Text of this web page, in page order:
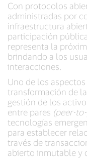
Con protocolos
administradas por
infraestructura
participación
representa la
brindando a los
interacciones.
Uno de los
transformación de
gestión de los
entre pares (peer-
tecnologías
para establecer
través de
abierto inmutable y